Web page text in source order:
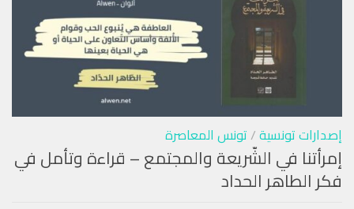
إصدارات تونسية/ تونس المعاصرة
إمرأتنا في الشّريعة والمجتمع – قراءة وتأمل في
فكر الطاهر الحداد